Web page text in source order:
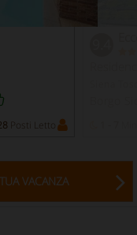
Posti Letto
VACANZA